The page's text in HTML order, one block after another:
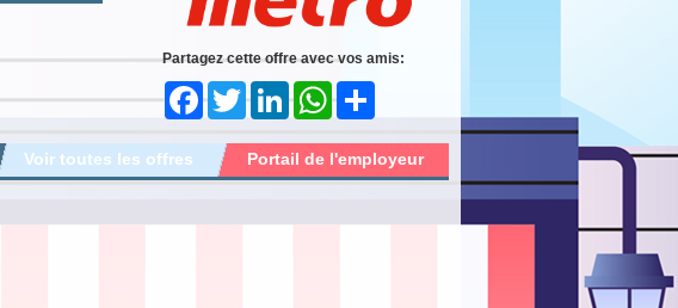
Partagez cette offre avec vos amis:
FacebookTwitter LinkedIn WhatsApp
Portail de l'employeur
Voir toutes les offres